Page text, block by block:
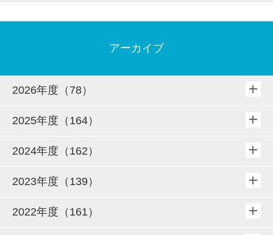
アーカイブ
2026年度（78）
2025年度（164）
2024年度（162）
2023年度（139）
2022年度（161）